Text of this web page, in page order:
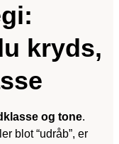
kryds,
og tone.
blot “udråb”, er